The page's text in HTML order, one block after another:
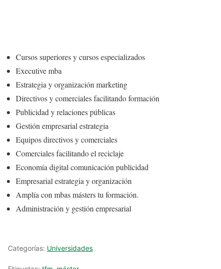
Cursos superiores y cursos especializados
Executive mba
Estrategia y organización marketing
Directivos y comerciales facilitando formación
Publicidad y relaciones públicas
Gestión empresarial estrategia
Equipos directivos y comerciales
Comerciales facilitando el reciclaje
Economía digital comunicación publicidad
Empresarial estrategia y organización
Amplía con mbas másters tu formación.
Administración y gestión empresarial
Categorías: Universidades